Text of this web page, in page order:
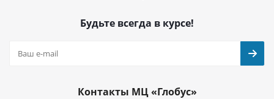
Будьте всегда в курсе!
Контакты МЦ «Глобус»